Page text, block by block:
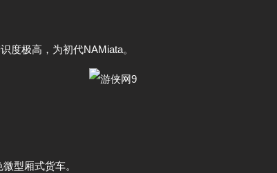
度极高，为初代NAMiata。
型厢式货车。